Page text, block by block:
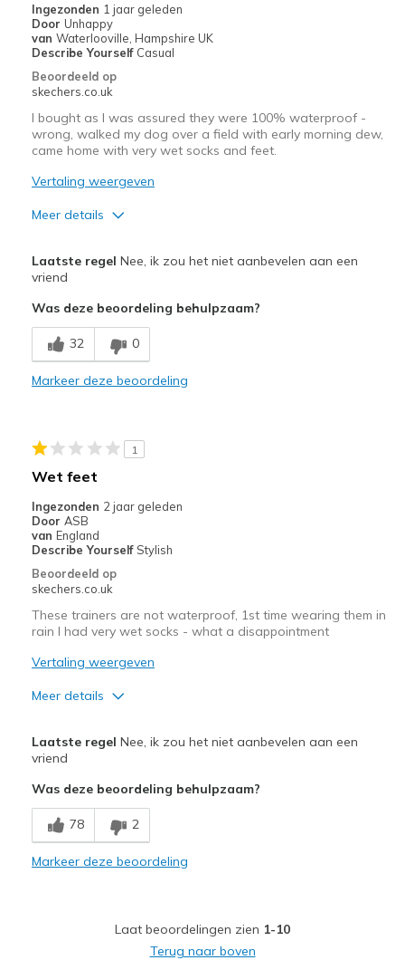
Ingezonden 1 jaar geleden
Door Unhappy
van Waterlooville, Hampshire UK
Describe Yourself Casual
Beoordeeld op
skechers.co.uk
I bought as I was assured they were 100% waterproof -
wrong, walked my dog over a field with early morning dew,
came home with very wet socks and feet.
Vertaling weergeven
Meer details
Attractive Design
Comfortable
Stylish
Minpunten
Beste toepassingen
Casual Wear
Width
Feels true to width
Sizing
I'm Into Shoes
Laatste regel Nee, ik zou het niet aanbevelen aan een
vriend
Was deze beoordeling behulpzaam?
32 0
Markeer deze beoordeling
1
Wet feet
Ingezonden 2 jaar geleden
Door ASB
van England
Describe Yourself Stylish
Beoordeeld op
skechers.co.uk
These trainers are not waterproof, 1st time wearing them in
rain I had very wet socks - what a disappointment
Vertaling weergeven
Meer details
Comfortable
Minpunten
Not waterproof
Beste toepassingen
Feels true to width
Feels true to size
Laatste regel Nee, ik zou het niet aanbevelen aan een
vriend
Was deze beoordeling behulpzaam?
78 2
Markeer deze beoordeling
Laat beoordelingen zien 1-10
Terug naar boven